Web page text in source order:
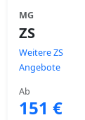
MG
ZS
Weitere ZS
Angebote
Ab
151 €